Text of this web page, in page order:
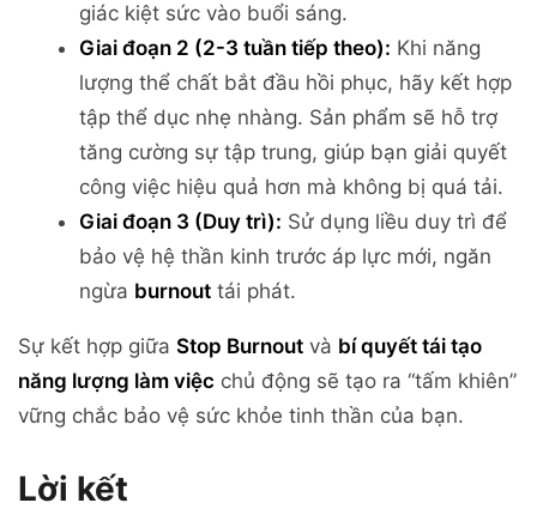
giác kiệt sức vào buổi sáng.
Giai đoạn 2 (2-3 tuần tiếp theo): Khi năng
lượng thể chất bắt đầu hồi phục, hãy kết hợp
tập thể dục nhẹ nhàng. Sản phẩm sẽ hỗ trợ
tăng cường sự tập trung, giúp bạn giải quyết
công việc hiệu quả hơn mà không bị quá tải.
Giai đoạn 3 (Duy trì): Sử dụng liều duy trì để
bảo vệ hệ thần kinh trước áp lực mới, ngăn
ngừa burnout tái phát.
Sự kết hợp giữa Stop Burnout và bí quyết tái tạo
năng lượng làm việc chủ động sẽ tạo ra “tấm khiên”
vững chắc bảo vệ sức khỏe tinh thần của bạn.
Lời kết